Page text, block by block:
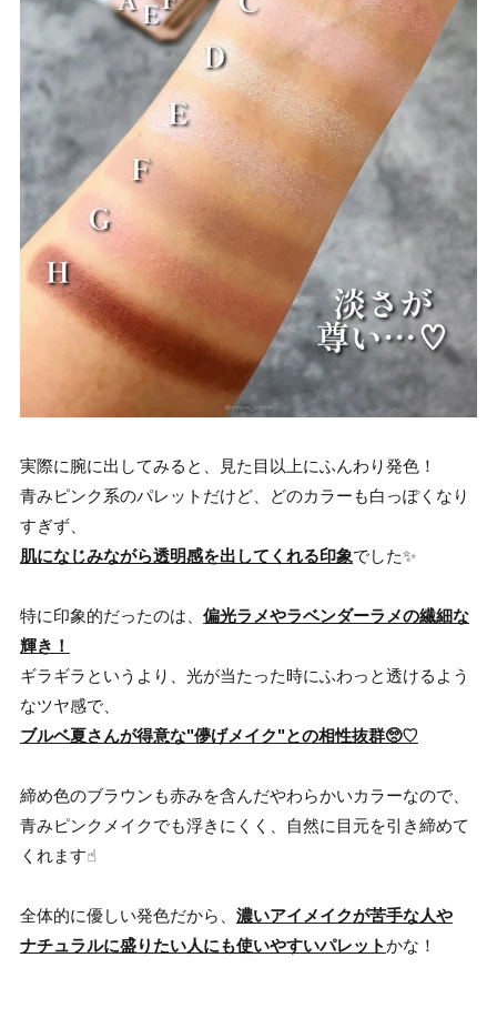
実際に腕に出してみると、見た目以上にふんわり発色！
青みピンク系のパレットだけど、どのカラーも白っぽくなり
すぎず、
肌になじみながら透明感を出してくれる印象でした✨
特に印象的だったのは、 偏光ラメやラベンダーラメの繊細な
輝き！
ギラギラというより、光が当たった時にふわっと透けるよう
なツヤ感で、
ブルベ夏さんが得意な"儚げメイク"との相性抜群🥺♡
締め色のブラウンも赤みを含んだやわらかいカラーなので、
青みピンクメイクでも浮きにくく、自然に目元を引き締めて
くれます☝︎
全体的に優しい発色だから、 濃いアイメイクが苦手な人や
ナチュラルに盛りたい人にも使いやすいパレットかな！